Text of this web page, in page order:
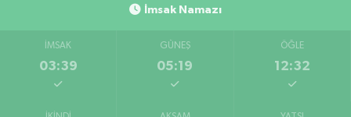
İmsak Namazı
İMSAK
03:39
GÜNEŞ
05:19
ÖĞLE
12:32